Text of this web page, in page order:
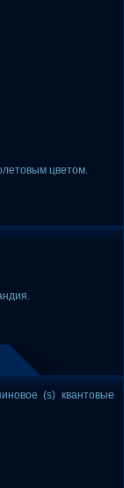
цветом.
(s) квантовые